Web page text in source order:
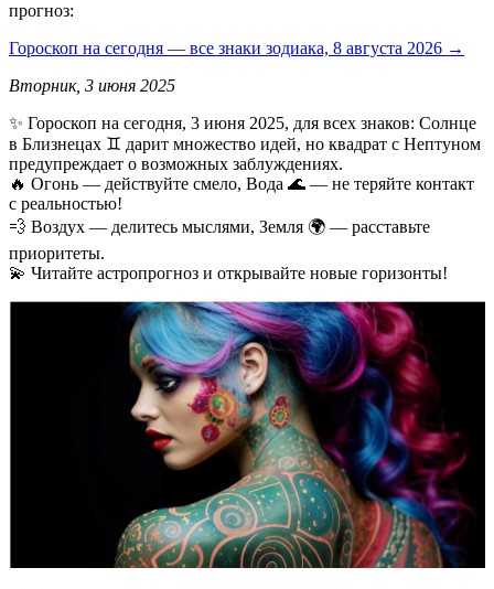
прогноз:
Гороскоп на сегодня — все знаки зодиака, 8 августа 2026 →
Вторник, 3 июня 2025
✨ Гороскоп на сегодня, 3 июня 2025, для всех знаков: Солнце
в Близнецах ♊ дарит множество идей, но квадрат с Нептуном
предупреждает о возможных заблуждениях.
🔥 Огонь — действуйте смело, Вода 🌊 — не теряйте контакт
с реальностью!
💨 Воздух — делитесь мыслями, Земля 🌍 — расставьте
приоритеты.
💫 Читайте астропрогноз и открывайте новые горизонты!